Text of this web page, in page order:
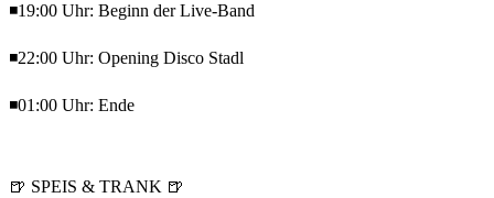
◾19:00 Uhr: Beginn der Live-Band
◾22:00 Uhr: Opening Disco Stadl
◾01:00 Uhr: Ende
🍺 SPEIS & TRANK 🍺